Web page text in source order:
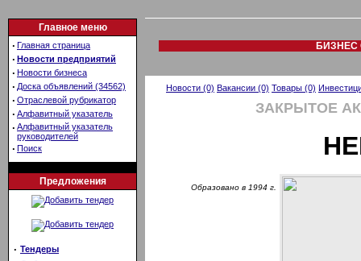
Главное меню
· Главная страница
· Новости предприятий
· Новости бизнеса
· Доска объявлений (34562)
· Отраслевой рубрикатор
· Алфавитный указатель
· Алфавитный указатель
руководителей
· Поиск
Предложения
· Тендеры
БИЗНЕС
Новости (0) Вакансии (0) Товары (0)
ЗАКРЫТОЕ
Образовано в 1994 г.